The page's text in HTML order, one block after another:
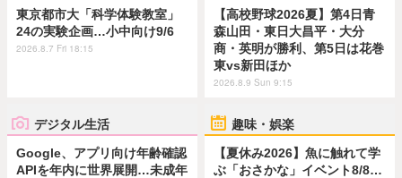
東京都市大「科学体験教室」
24の実験企画…小中向け9/6
2026.8.7 Fri 18:15
【高校野球2026夏】第4日青
森山田・東日大昌平・大分
商・英明が勝利、第5日は花巻
東vs新田ほか
2026.8.9 Sun 9:15
デジタル生活
Google、アプリ向け年齢確認
APIを年内に世界展開…未成年
趣味・娯楽
【夏休み2026】魚に触れて学
ぶ「おさかな」イベント8/8…